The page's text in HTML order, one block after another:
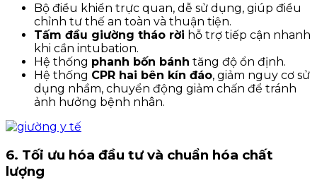
Bộ điều khiển trực quan, dễ sử dụng, giúp điều
chỉnh tư thế an toàn và thuận tiện.
Tấm đầu giường tháo rời hỗ trợ tiếp cận nhanh
khi cần intubation.
Hệ thống phanh bốn bánh tăng độ ổn định.
Hệ thống CPR hai bên kín đáo, giảm nguy cơ sử
dụng nhầm, chuyển động giảm chấn để tránh
ảnh hưởng bệnh nhân.
6. Tối ưu hóa đầu tư và chuẩn hóa chất
lượng